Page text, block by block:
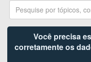
Você precisa
corretamente os